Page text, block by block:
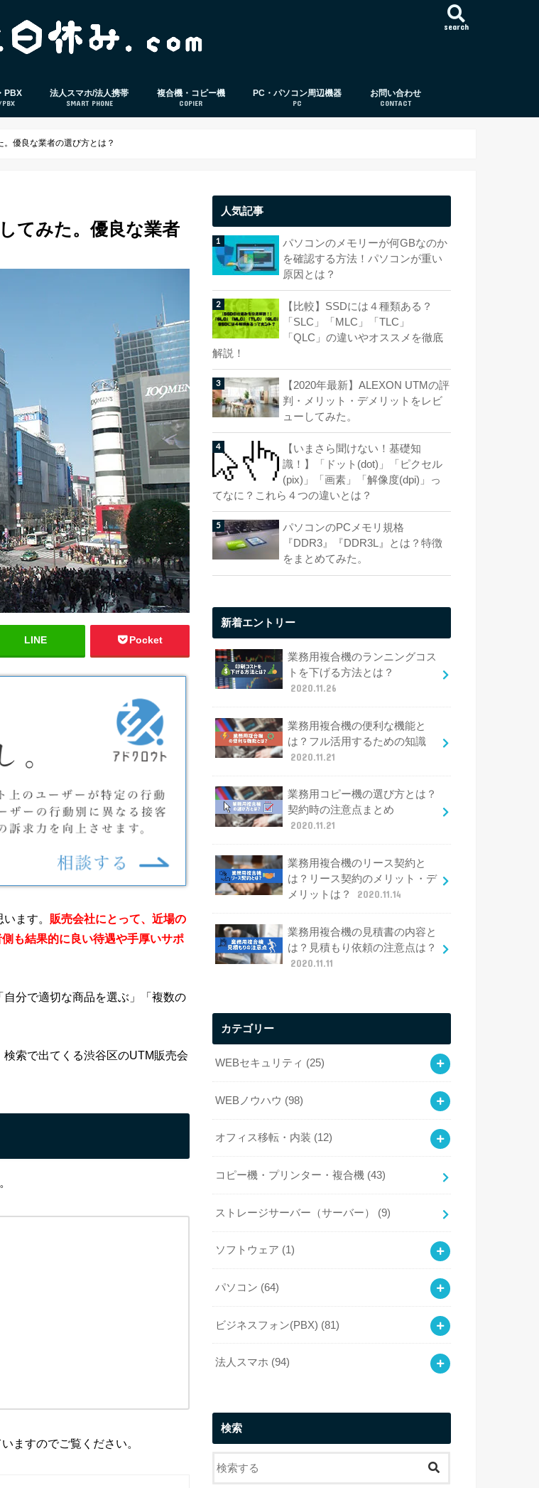
search
PBX
PBX
法人スマホ/法人携帯
SMART PHONE
複合機・コピー機
COPIER
PC・パソコン周辺機器
PC
お問い合わせ
CONTACT
優良な業者の選び方とは？
てみた。優良な業者
LINE Pocket
ます。
販売会社にとって、近場の
も結果的に良い待遇や手厚いサポ
分で適切な商品を選ぶ」「複数の
索で出てくる渋谷区のUTM販売会
ますのでご覧ください。
人気記事
パソコンのメモリーが何GBなのか
を確認する方法！パソコンが重い
原因とは？
【比較】SSDには４種類ある？
「SLC」「MLC」「TLC」
「QLC」の違いやオススメを徹底
解説！
【2020年最新】ALEXON UTMの評
判・メリット・デメリットをレビ
ューしてみた。
【いまさら聞けない！基礎知
識！】「ドット(dot)」「ピクセル
(pix)」「画素」「解像度(dpi)」っ
てなに？これら４つの違いとは？
パソコンのPCメモリ規格
『DDR3』『DDR3L』とは？特徴
をまとめてみた。
新着エントリー
業務用複合機のランニングコス
トを下げる方法とは？
2020.11.26
業務用複合機の便利な機能と
は？フル活用するための知識
2020.11.21
業務用コピー機の選び方とは？
契約時の注意点まとめ
2020.11.21
業務用複合機のリース契約と
は？リース契約のメリット・デ
メリットは？
2020.11.14
業務用複合機の見積書の内容と
は？見積もり依頼の注意点は？
2020.11.11
カテゴリー
WEBセキュリティ (25)
WEBノウハウ (98)
オフィス移転・内装 (12)
コピー機・プリンター・複合機 (43)
ストレージサーバー（サーバー） (9)
ソフトウェア (1)
パソコン (64)
ビジネスフォン(PBX) (81)
法人スマホ (94)
検索